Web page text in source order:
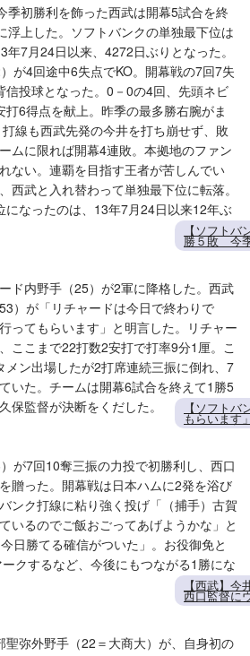
季初勝利を飾った西武は開幕5試合を終
浮上した。ソフトバンクの単独最下位は
7月24日以来、4272日ぶりとなった。
が4回途中6失点でKO。開幕戦の7回7失
信投球となった。0－0の4回、先頭ネビ
6得点を献上。昨季の最多勝右腕がま
線も西武先発の今井を打ち崩せず、敗
ムに限れば開幕4連敗。本拠地のファン
ない。連覇を目指す王者が苦しんでい
西武と入れ替わって単独最下位に転落。
になったのは、13年7月24日以来12年ぶ
【ソフト
勝５敗 今
ド内野手（25）が2軍に降格した。西武
）が「リチャードは今日で終わりで
ってもらいます」と明言した。リチャー
ここまで22打数2安打で打率9分1厘。こ
ン出場したが2打席連続三振に倒れ、7
いた。チームは開幕6試合を終えて1勝5
保監督が決断をくだした。
【ソフト
もらいます
が7回10奪三振の力投で初勝利し、西口
贈った。開幕戦は日本ハムに2発を浴び
ンク打線に粘り強く投げ「（捕手）古賀
いるのでご飯おごってあげようかな」と
日勝てる確信がついた」。お役御免と
クするなど、今後にもつながる1勝にな
【西武】
西口監督に
弥外野手（22＝大商大）が、自身初の